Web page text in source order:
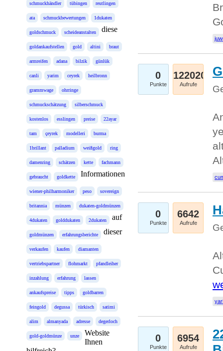
schmuckhändler tübingen reutlingen
ata schmuckbewertungen 1dukaten
goldschmuck scheideanstalten
goldankaufstellen gold altini braut
armreifen adana bilzik günlük
canli yarim ceyrek heilbronn
grammwage ohrringe
schmuckschätzung silberschmuck
kostenlos esslingen preise 22ayar
tam çeyrek modelleri burma
1brillant palladium weißgold ring
damenring schätzen kette fachmann
gebraucht goldkette
wiener-philharmoniker peso sovereign
britannia münzen dukaten-goldmünzen
4dukaten golddukaten 2dukaten
goldmünzen erfahrungsberichte
verkaufen kaufen diamanten
vertriebspartner flohmarkt pfandleiher
inzahlung erfahrung lassen
ankaufspreise tipps goldbarren
feingold degussa türkisch satimi
alim almanyada adresse degerloch
gold-goldmünze unze
diese
Informationen
auf
dieser
Website
Ihnen
0
Punkte
122020
Aufrufe
0
Punkte
6642
Aufrufe
0
Punkte
6954
Aufrufe